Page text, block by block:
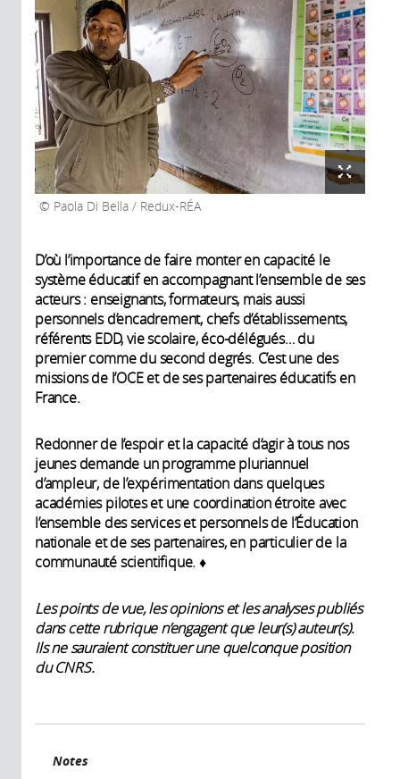
Paola Di Bella / Redux-RÉA
D’où l’importance de faire monter en capacité le
système éducatif en accompagnant l’ensemble de ses
acteurs : enseignants, formateurs, mais aussi
personnels d’encadrement, chefs d’établissements,
référents EDD, vie scolaire, éco-délégués… du
premier comme du second degrés. C’est une des
missions de l’OCE et de ses partenaires éducatifs en
France.
Redonner de l’espoir et la capacité d’agir à tous nos
jeunes demande un programme pluriannuel
d’ampleur, de l’expérimentation dans quelques
académies pilotes et une coordination étroite avec
l’ensemble des services et personnels de l’Éducation
nationale et de ses partenaires, en particulier de la
communauté scientifique. ♦
Les points de vue, les opinions et les analyses publiés
dans cette rubrique n’engagent que leur(s) auteur(s).
Ils ne sauraient constituer une quelconque position
du CNRS.
Notes